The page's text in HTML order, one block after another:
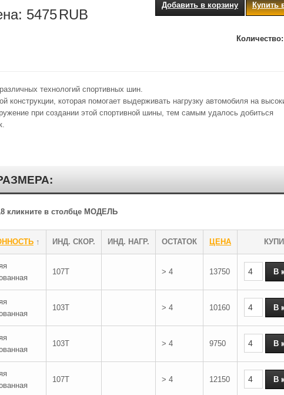
5475RUB
Купить
Добавить в корзину
Количество:
технологий спортивных шин.
конструкции, которая помогает выдерживать нагрузку автомобиля на
при создании этой спортивной шины, тем самым удалось добиться
кликните в столбце МОДЕЛЬ
↑ ИНД. СКОР. ИНД. НАГР. ОСТАТОК ЦЕНА
107T > 4 13750
103T > 4 10160
103T > 4 9750
107T > 4 12150